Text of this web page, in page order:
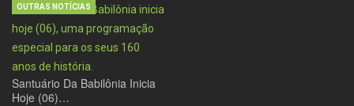
Santuário Da Babilônia Inicia
Hoje (06)…
OUTRAS NOTÍCIAS